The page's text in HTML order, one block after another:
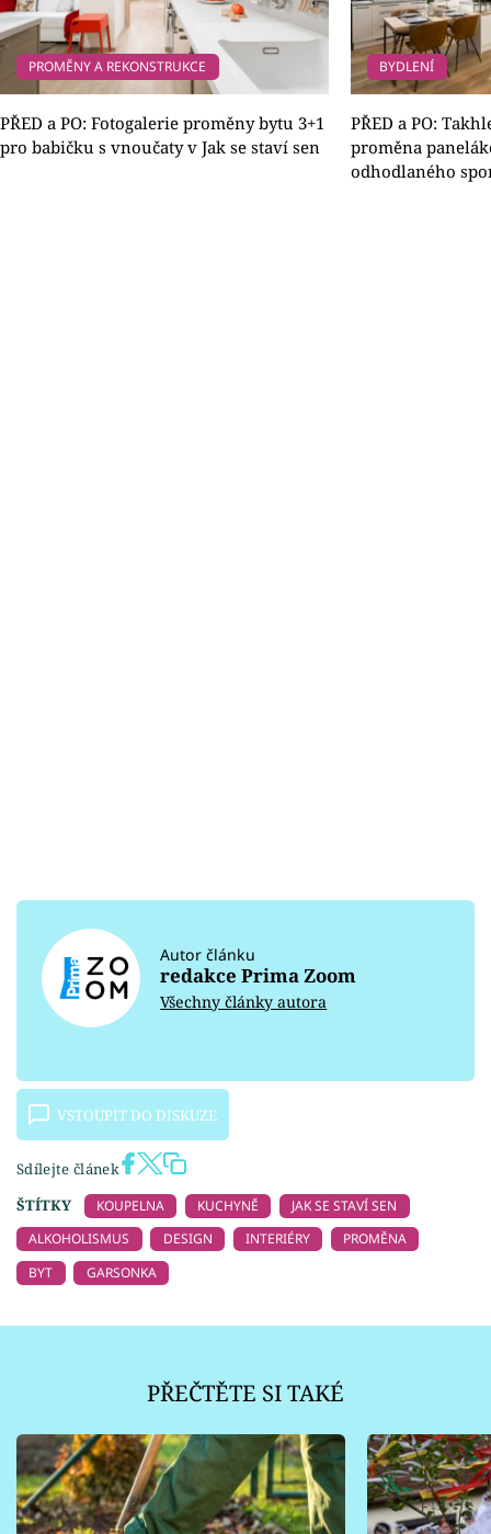
PROMĚNY A REKONSTRUKCE
PŘED a PO: Fotogalerie proměny bytu 3+1
pro babičku s vnoučaty v Jak se staví sen
BYDLENÍ
PŘED a PO:
proměna
odhodlaného
Autor článku
redakce Prima Zoom
Všechny články autora
VSTOUPIT DO DISKUZE
Sdílejte článek
ŠTÍTKY
KOUPELNA KUCHYNĚ
JAK SE STAVÍ SEN
ALKOHOLISMUS
DESIGN INTERIÉRY
PROMĚNA
BYT
GARSONKA
PŘEČTĚTE SI TAKÉ